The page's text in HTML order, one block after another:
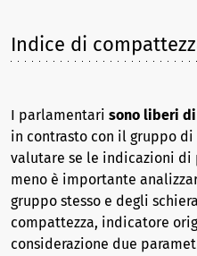
Indice di
I parlamentari sono liberi
in contrasto con il gruppo
valutare se le indicazioni
meno è importante
gruppo stesso e degli
compattezza, indicatore
considerazione due